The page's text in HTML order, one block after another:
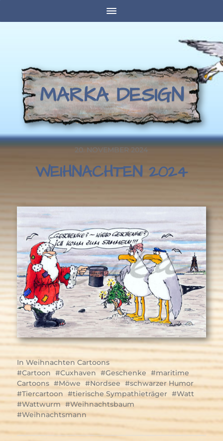
MARKA DESIGN
20. NOVEMBER 2024
WEIHNACHTEN 2024
In Weihnachten Cartoons
Cartoon
Cuxhaven Geschenke
maritime
Cartoons
Möwe Nordsee
schwarzer Humor
Tiercartoon
tierische Sympathieträger
Watt
Wattwurm
Weihnachtsbaum
Weihnachtsmann